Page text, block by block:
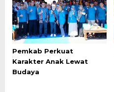
Pemkab Perkuat
Karakter Anak Lewat
Budaya